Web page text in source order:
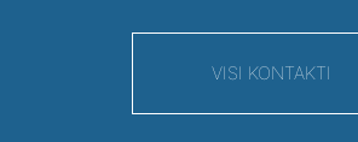
VISI KONTAKTI